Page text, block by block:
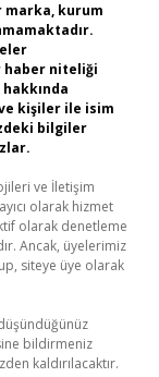
kurum
haber niteliği
kişiler ile isim
bilgiler
ve İletişim
olarak hizmet
olarak denetleme
Ancak, üyelerimiz
siteye üye olarak
bildirmeniz
kaldırılacaktır.